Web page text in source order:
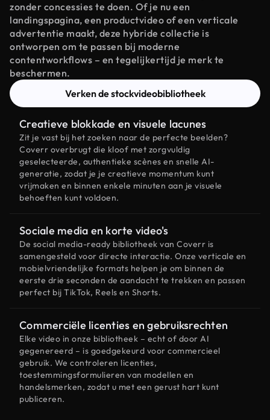
zonder concessies te doen. Of je nu een
landingspagina, een productvideo of een verticale
advertentie maakt, deze hybride collectie is
ontworpen om te passen bij moderne
contentworkflows – en tegelijkertijd je merk te
beschermen.
Verken de stockvideobibliotheek
Creatieve blokkade en visuele lacunes
Zit je vast bij het zoeken naar de perfecte beelden?
Coverr overbrugt die kloof met zorgvuldig
geselecteerde, authentieke scènes en snelle AI-
generatie, zodat je je creatieve momentum kunt
vrijmaken en binnen enkele minuten aan je visuele
behoeften kunt voldoen.
Sociale media en korte video's
De social media-ready bibliotheek van Coverr is
samengesteld voor directe interactie. Onze verticale en
mobielvriendelijke formats helpen je om binnen de
eerste drie seconden de aandacht te trekken en passen
perfect bij TikTok, Reels en Shorts.
Commerciële licenties en gebruiksrechten
Elke video in onze bibliotheek – echt of door AI
gegenereerd – is goedgekeurd voor commercieel
gebruik. We controleren licenties,
toestemmingsformulieren van modellen en
handelsmerken, zodat u met een gerust hart kunt
publiceren.